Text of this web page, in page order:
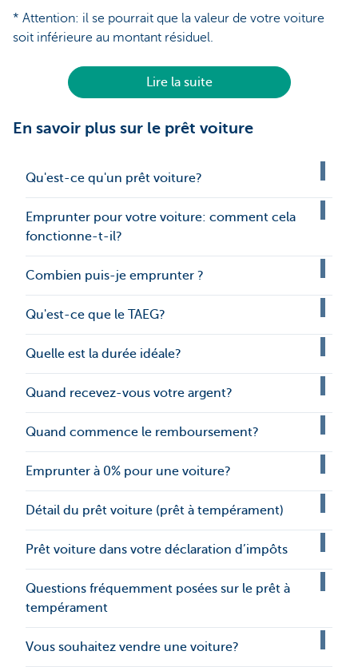
* Attention: il se pourrait que la valeur de votre voiture
soit inférieure au montant résiduel.
Lire la suite
En savoir plus sur le prêt voiture
Qu'est-ce qu'un prêt voiture?
Emprunter pour votre voiture: comment cela
fonctionne-t-il?
Combien puis-je emprunter ?
Qu'est-ce que le TAEG?
Quelle est la durée idéale?
Quand recevez-vous votre argent?
Quand commence le remboursement?
Emprunter à 0% pour une voiture?
Détail du prêt voiture (prêt à tempérament)
Prêt voiture dans votre déclaration d’impôts
Questions fréquemment posées sur le prêt à
tempérament
Vous souhaitez vendre une voiture?